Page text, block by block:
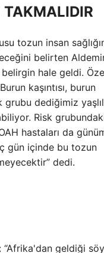
TAKMALIDIR
tozun insan
belirten
hale geldi.
kaşıntısı, burun
grubu dediğimiz
Risk
hastaları da
gün içinde bu tozun
dedi.
“Afrika'dan geldiği